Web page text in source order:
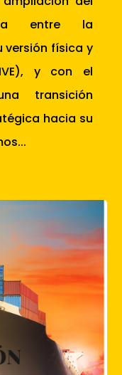
entre la
versión física y
y con el
transición
hacia su